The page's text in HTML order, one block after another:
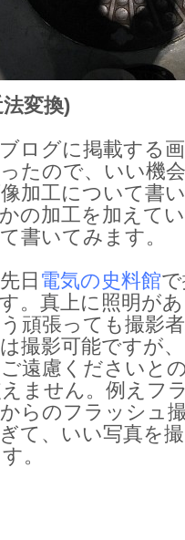
変換)
ログに掲載する
たので、いい機
加工について書
の加工を加えて
書いてみます。
日 電気の史料館
。真上に照明が
頑張っても撮影
撮影可能ですが
遠慮くださいと
ません。例えフ
らのフラッシュ
て、いい写真を
。